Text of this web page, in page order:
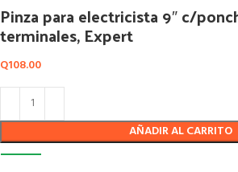
Pinza para electricista 9″ c/
terminales, Expert
Q108.00
AÑADIR AL CARRITO